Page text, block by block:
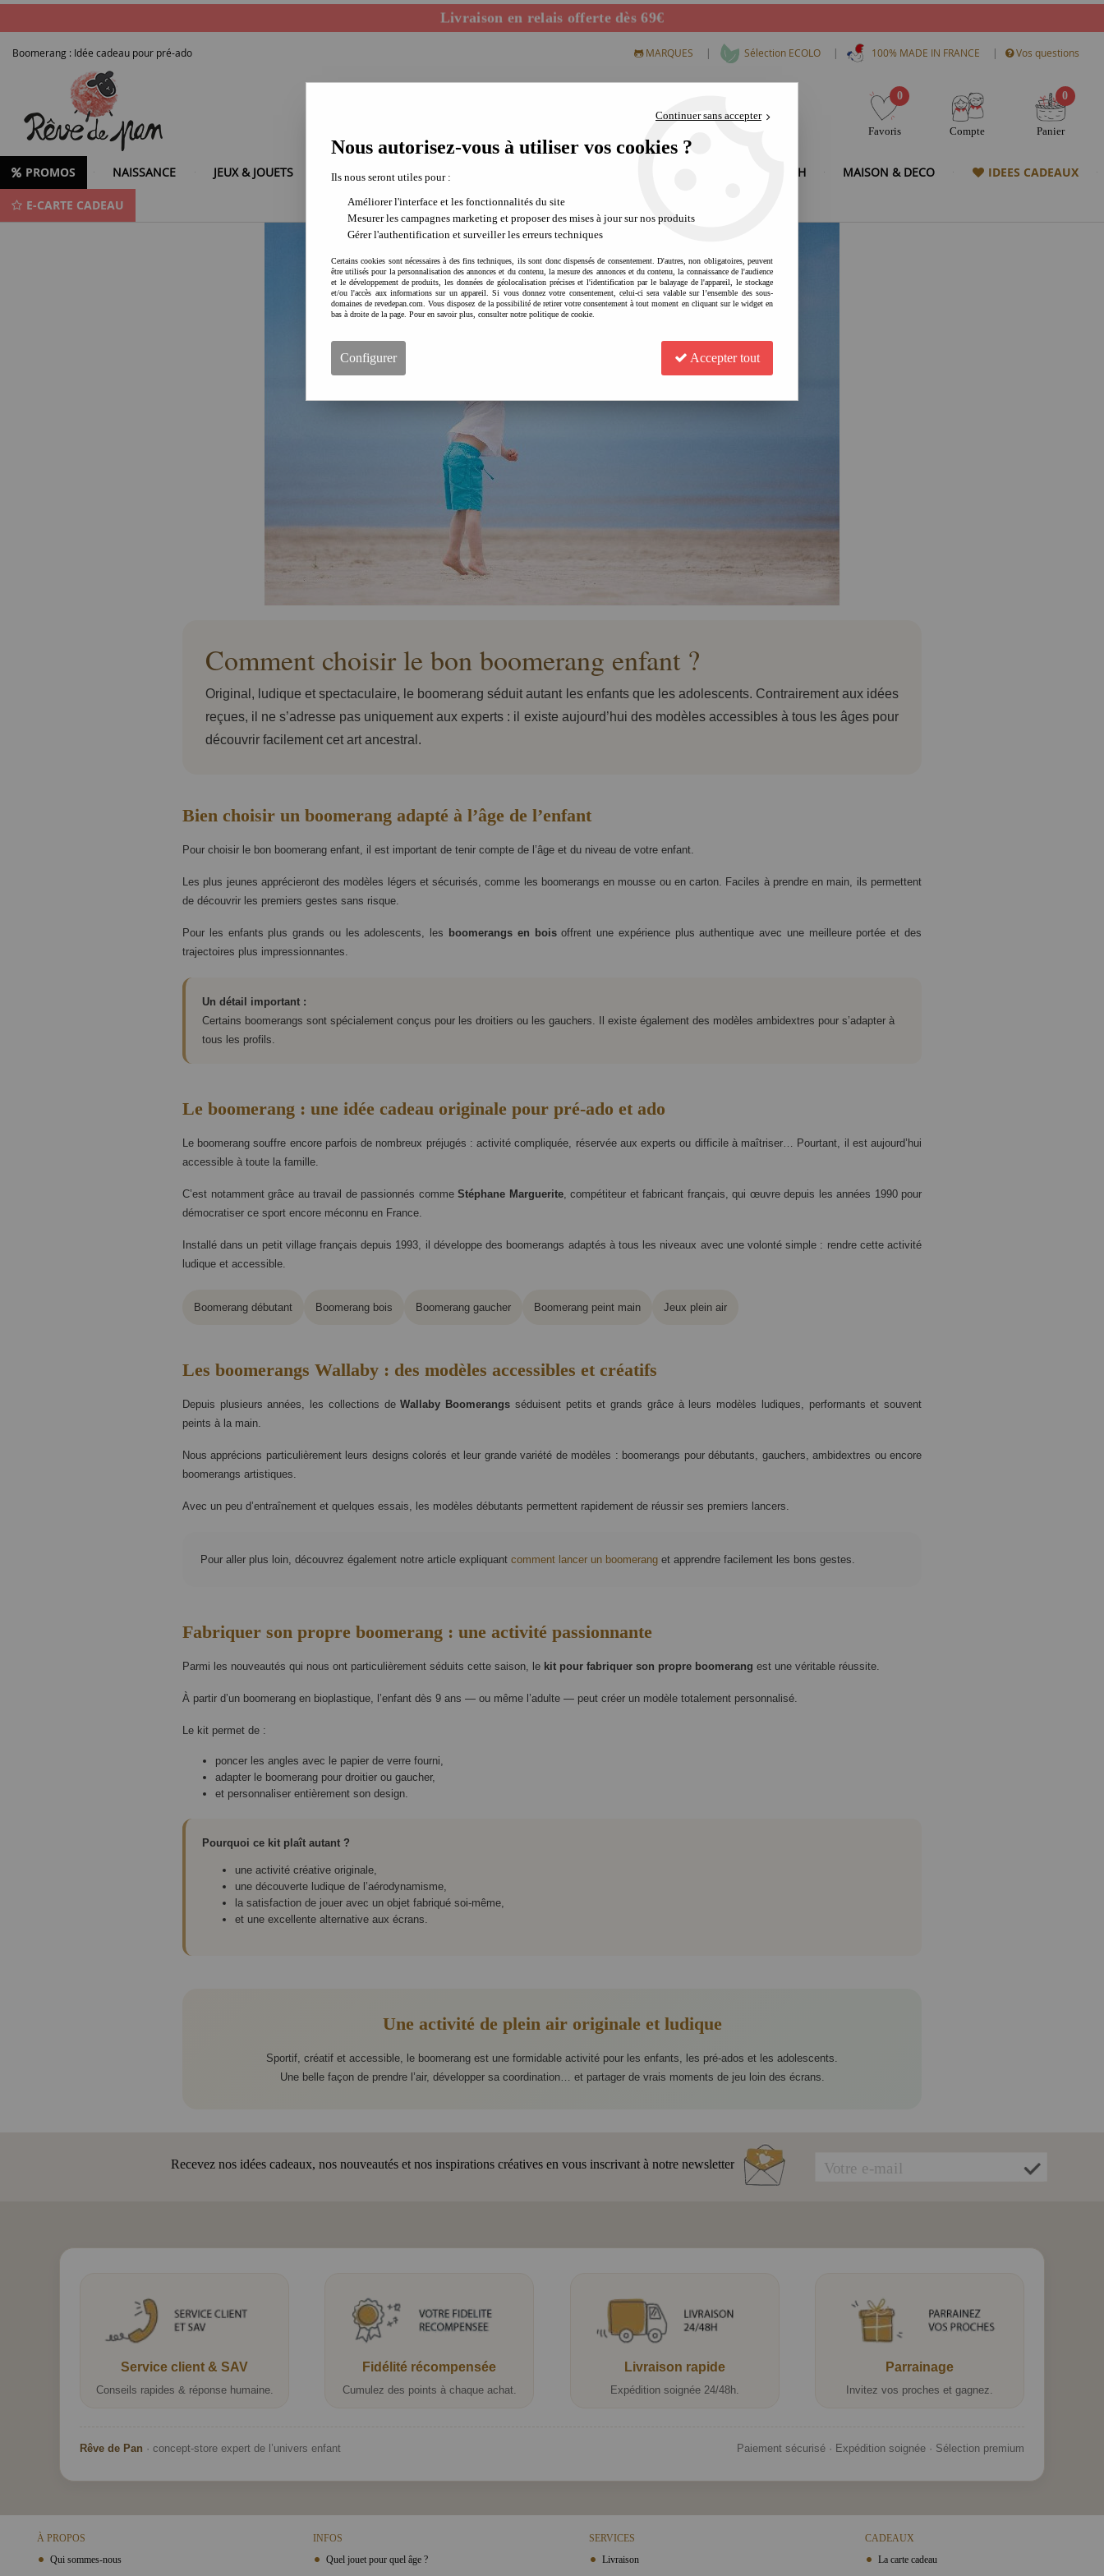
Livraison en relais offerte dès 69€
Boomerang : Idée cadeau pour pré-ado MARQUES | Sélection ECOLO | 100% MADE IN FRANCE | Vos questions
0
Favoris Compte
0
Panier
PROMOS NAISSANCE JEUX & JOUETS LOISIRS CREATIFS MODE & HIGH TECH MAISON & DECO IDEES CADEAUX
E-CARTE CADEAU
Offrez un Boomerang fait-main à vos pré-ados !
Comment choisir le bon boomerang enfant ?
Original, ludique et spectaculaire, le boomerang séduit autant les enfants que les adolescents. Contrairement aux idées
reçues, il ne s’adresse pas uniquement aux experts : il existe aujourd’hui des modèles accessibles à tous les âges pour
découvrir facilement cet art ancestral.
Bien choisir un boomerang adapté à l’âge de l’enfant
Pour choisir le bon boomerang enfant, il est important de tenir compte de l’âge et du niveau de votre enfant.
Les plus jeunes apprécieront des modèles légers et sécurisés, comme les boomerangs en mousse ou en carton. Faciles à prendre en main, ils permettent
de découvrir les premiers gestes sans risque.
Pour les enfants plus grands ou les adolescents, les boomerangs en boisoffrent une expérience plus authentique avec une meilleure portée et des
trajectoires plus impressionnantes.
Un détail important :
Certains boomerangs sont spécialement conçus pour les droitiers ou les gauchers. Il existe également des modèles ambidextres pour s’adapter à
tous les profils.
Le boomerang : une idée cadeau originale pour pré-ado et ado
Le boomerang souffre encore parfois de nombreux préjugés : activité compliquée, réservée aux experts ou difficile à maîtriser… Pourtant, il est aujourd’hui
accessible à toute la famille.
C’est notamment grâce au travail de passionnés comme Stéphane Marguerite, compétiteur et fabricant français, qui œuvre depuis les années 1990 pour
démocratiser ce sport encore méconnu en France.
Installé dans un petit village français depuis 1993, il développe des boomerangs adaptés à tous les niveaux avec une volonté simple : rendre cette activité
ludique et accessible.
Boomerang débutant Boomerang bois Boomerang gaucher Boomerang peint main Jeux plein air
Les boomerangs Wallaby : des modèles accessibles et créatifs
Depuis plusieurs années, les collections deWallaby Boomerangs séduisent petits et grands grâce à leurs modèles ludiques, performants et souvent
peints à la main.
Nous apprécions particulièrement leurs designs colorés et leur grande variété de modèles : boomerangs pour débutants, gauchers, ambidextres ou encore
boomerangs artistiques.
Avec un peu d’entraînement et quelques essais, les modèles débutants permettent rapidement de réussir ses premiers lancers.
Pour aller plus loin, découvrez également notre article expliquant comment lancer un boomerang et apprendre facilement les bons gestes.
Fabriquer son propre boomerang : une activité passionnante
Parmi les nouveautés qui nous ont particulièrement séduits cette saison, le kit pour fabriquer son propre boomerang est une véritable réussite.
À partir d’un boomerang en bioplastique, l’enfant dès 9 ans — ou même l’adulte — peut créer un modèle totalement personnalisé.
Le kit permet de :
poncer les angles avec le papier de verre fourni,
adapter le boomerang pour droitier ou gaucher,
et personnaliser entièrement son design.
Pourquoi ce kit plaît autant ?
une activité créative originale,
une découverte ludique de l’aérodynamisme,
la satisfaction de jouer avec un objet fabriqué soi-même,
et une excellente alternative aux écrans.
Une activité de plein air originale et ludique
Sportif, créatif et accessible, le boomerang est une formidable activité pour les enfants, les pré-ados et les adolescents.
Une belle façon de prendre l’air, développer sa coordination… et partager de vrais moments de jeu loin des écrans.
Recevez nos idées cadeaux, nos nouveautés et nos inspirations créatives en vous inscrivant à notre newsletter
Service client & SAV
Conseils rapides & réponse humaine.
Fidélité récompensée
Cumulez des points à chaque achat.
Livraison rapide
Expédition soignée 24/48h.
Parrainage
Invitez vos proches et gagnez.
Rêve de Pan · concept-store expert de l’univers enfant Paiement sécurisé · Expédition soignée · Sélection premium
À PROPOS
Qui sommes-nous
INFOS
Quel jouet pour quel âge ?
SERVICES
Livraison
CADEAUX
La carte cadeau
Continuer sans accepter
Nous autorisez-vous à utiliser vos cookies ?
Ils nous seront utiles pour :
Améliorer l'interface et les fonctionnalités du site
Mesurer les campagnes marketing et proposer des mises à jour sur nos produits
Gérer l'authentification et surveiller les erreurs techniques
Certains cookies sont nécessaires à des fins techniques, ils sont donc dispensés de consentement. D'autres, non obligatoires, peuvent
être utilisés pour la personnalisation des annonces et du contenu, la mesure des annonces et du contenu, la connaissance de l'audience
et le développement de produits, les données de géolocalisation précises et l'identification par le balayage de l'appareil, le stockage
et/ou l'accès aux informations sur un appareil. Si vous donnez votre consentement, celui-ci sera valable sur l’ensemble des sous-
domaines de revedepan.com. Vous disposez de la possibilité de retirer votre consentement à tout moment en cliquant sur le widget en
bas à droite de la page. Pour en savoir plus, consulter notre politique de cookie.
Configurer Accepter tout